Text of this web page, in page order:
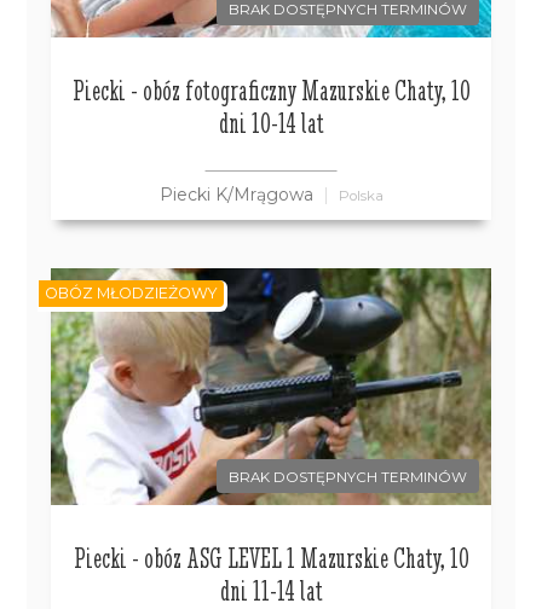
BRAK DOSTĘPNYCH TERMINÓW
Piecki - obóz fotograficzny Mazurskie Chaty, 10
dni 10-14 lat
Piecki K/Mrągowa Polska
BRAK DOSTĘPNYCH TERMINÓW
Piecki - obóz ASG LEVEL 1 Mazurskie Chaty, 10
dni 11-14 lat
OBÓZ MŁODZIEŻOWY